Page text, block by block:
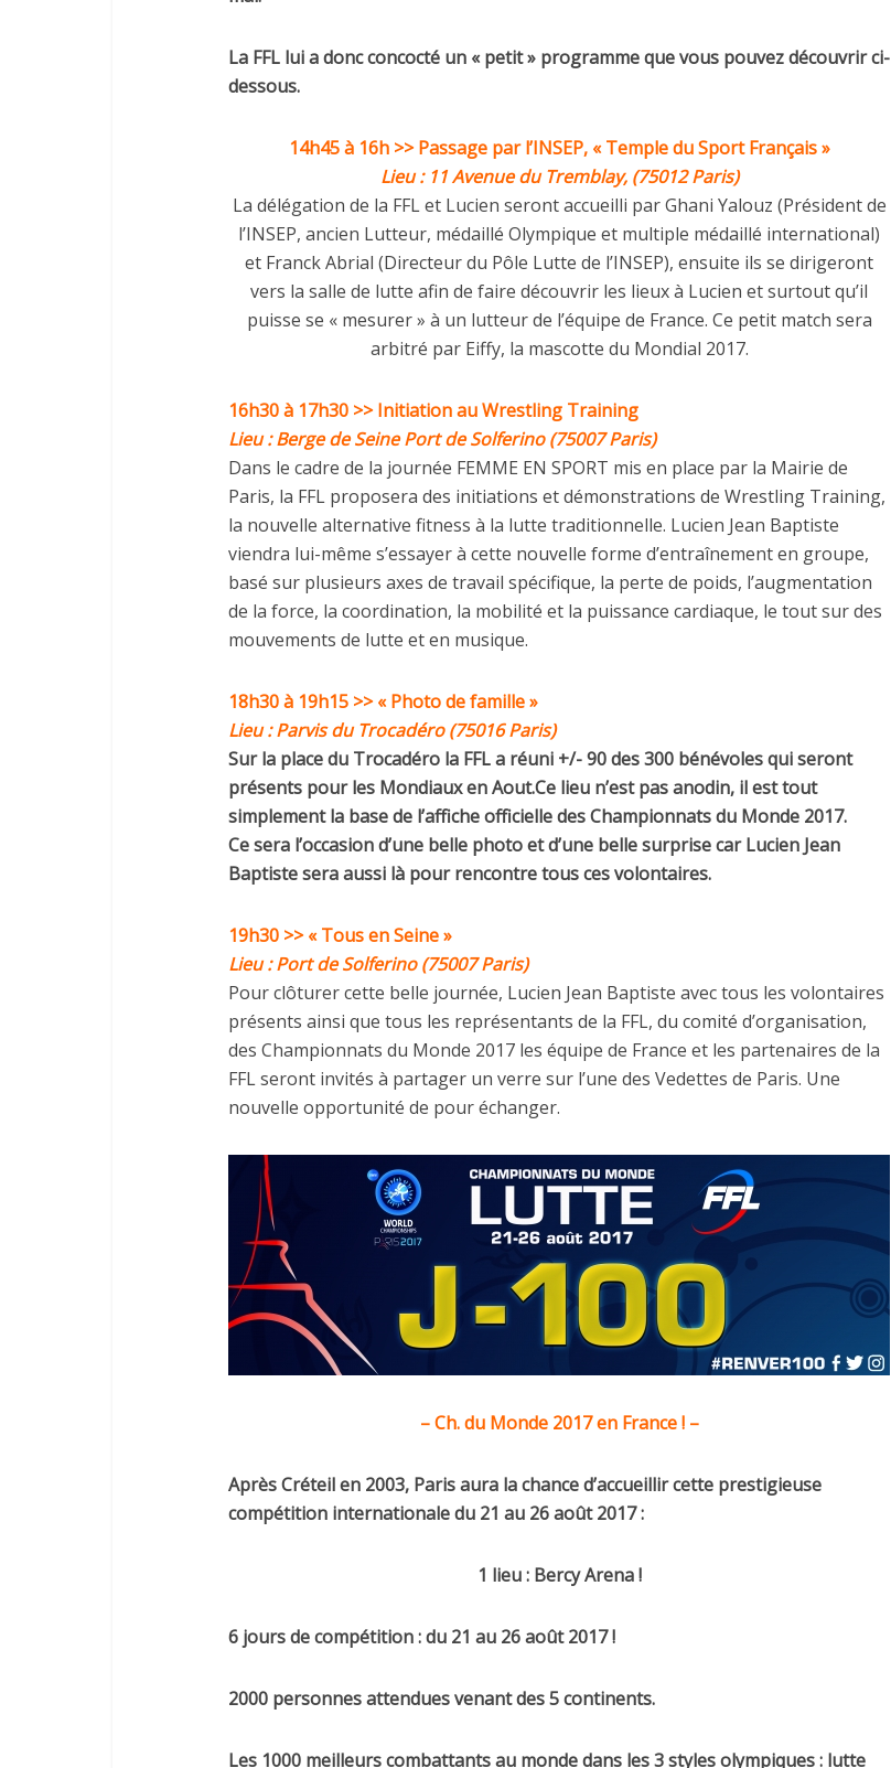
La FFL lui a donc concocté un « petit » programme que vous pouvez découvrir ci-
dessous.
14h45 à 16h >> Passage par l’INSEP, « Temple du Sport Français »
Lieu : 11 Avenue du Tremblay, (75012 Paris)
La délégation de la FFL et Lucien seront accueilli par Ghani Yalouz (Président de
l’INSEP, ancien Lutteur, médaillé Olympique et multiple médaillé international)
et Franck Abrial (Directeur du Pôle Lutte de l’INSEP), ensuite ils se dirigeront
vers la salle de lutte afin de faire découvrir les lieux à Lucien et surtout qu’il
puisse se « mesurer » à un lutteur de l’équipe de France. Ce petit match sera
arbitré par Eiffy, la mascotte du Mondial 2017.
16h30 à 17h30 >> Initiation au Wrestling Training
Lieu : Berge de Seine Port de Solferino (75007 Paris)
Dans le cadre de la journée FEMME EN SPORT mis en place par la Mairie de
Paris, la FFL proposera des initiations et démonstrations de Wrestling Training,
la nouvelle alternative fitness à la lutte traditionnelle. Lucien Jean Baptiste
viendra lui-même s’essayer à cette nouvelle forme d’entraînement en groupe,
basé sur plusieurs axes de travail spécifique, la perte de poids, l’augmentation
de la force, la coordination, la mobilité et la puissance cardiaque, le tout sur des
mouvements de lutte et en musique.
18h30 à 19h15 >> « Photo de famille »
Lieu : Parvis du Trocadéro (75016 Paris)
Sur la place du Trocadéro la FFL a réuni +/- 90 des 300 bénévoles qui seront
présents pour les Mondiaux en Aout.Ce lieu n’est pas anodin, il est tout
simplement la base de l’affiche officielle des Championnats du Monde 2017.
Ce sera l’occasion d’une belle photo et d’une belle surprise car Lucien Jean
Baptiste sera aussi là pour rencontre tous ces volontaires.
19h30 >> « Tous en Seine »
Lieu : Port de Solferino (75007 Paris)
Pour clôturer cette belle journée, Lucien Jean Baptiste avec tous les volontaires
présents ainsi que tous les représentants de la FFL, du comité d’organisation,
des Championnats du Monde 2017 les équipe de France et les partenaires de la
FFL seront invités à partager un verre sur l’une des Vedettes de Paris. Une
nouvelle opportunité de pour échanger.
– Ch. du Monde 2017en France ! –
Après Créteil en 2003, Paris aura la chance d’accueillir cette prestigieuse
compétition internationale du 21 au 26 août 2017 :
1 lieu : Bercy Arena !
6 jours de compétition : du 21 au 26 août 2017 !
2000 personnes attendues venant des 5 continents.
Les 1000 meilleurs combattants au monde dans les 3 styles olympiques : lutte